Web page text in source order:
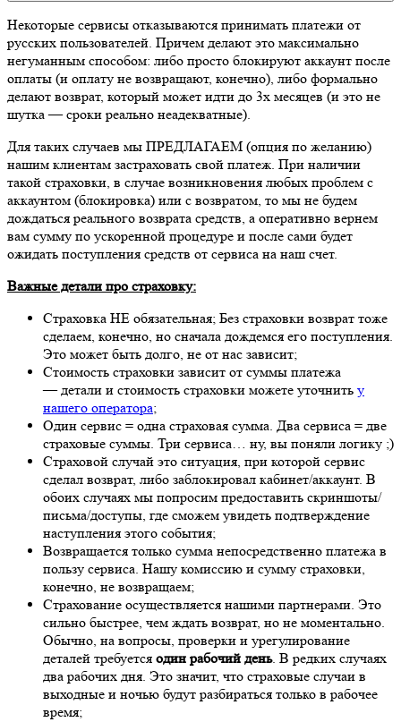
Некоторые сервисы отказываются принимать платежи от
русских пользователей. Причем делают это максимально
негуманным способом: либо просто блокируют аккаунт после
оплаты (и оплату не возвращают, конечно), либо формально
делают возврат, который может идти до 3х месяцев (и это не
шутка — сроки реально неадекватные).
Для таких случаев мы ПРЕДЛАГАЕМ (опция по желанию)
нашим клиентам застраховать свой платеж. При наличии
такой страховки, в случае возникновения любых проблем с
аккаунтом (блокировка) или с возвратом, то мы не будем
дождаться реального возврата средств, а оперативно вернем
вам сумму по ускоренной процедуре и после сами будет
ожидать поступления средств от сервиса на наш счет.
Важные детали про страховку:
Страховка НЕ обязательная; Без страховки возврат тоже
сделаем, конечно, но сначала дождемся его поступления.
Это может быть долго, не от нас зависит;
Стоимость страховки зависит от суммы платежа
— детали и стоимость страховки можете уточнить у
нашего оператора;
Один сервис = одна страховая сумма. Два сервиса = две
страховые суммы. Три сервиса… ну, вы поняли логику ;)
Страховой случай это ситуация, при которой сервис
сделал возврат, либо заблокировал кабинет/аккаунт. В
обоих случаях мы попросим предоставить скриншоты/
письма/доступы, где сможем увидеть подтверждение
наступления этого события;
Возвращается только сумма непосредственно платежа в
пользу сервиса. Нашу комиссию и сумму страховки,
конечно, не возвращаем;
Страхование осуществляется нашими партнерами. Это
сильно быстрее, чем ждать возврат, но не моментально.
Обычно, на вопросы, проверки и урегулирование
деталей требуется один рабочий день. В редких случаях
два рабочих дня. Это значит, что страховые случаи в
выходные и ночью будут разбираться только в рабочее
время;